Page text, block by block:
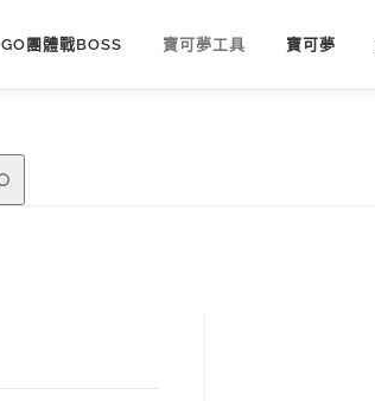
GO團體戰BOSS 寶可夢工具 寶可夢